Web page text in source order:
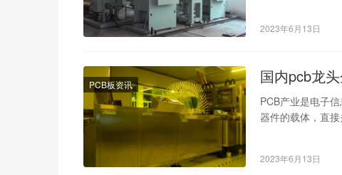
2023年6月13日
PCB板资讯 国内pcb龙
PCB产业是电子
器件的载体，直
2023年6月13日